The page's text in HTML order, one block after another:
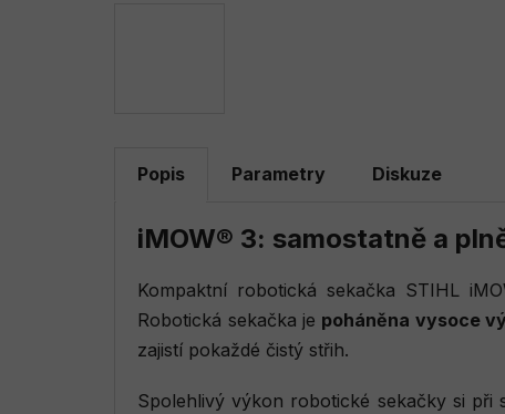
Popis Parametry Diskuze
iMOW® 3: samostatně a
Kompaktní robotická sekačka STIHL
Robotická sekačka je poháněna vysoce
zajistí pokaždé čistý střih.
Spolehlivý výkon robotické sekačky si při